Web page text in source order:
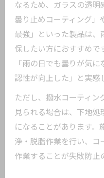
なるため、ガラスの透明
曇り止めコーティング」
最強」といった製品は、
保したい方におすすめで
「雨の日でも曇りが気
認性が向上した」と実感
ただし、撥水コーティン
見られる場合は、下地処
になることがあります。
浄・脱脂作業を行い、コ
作業することが失敗防止